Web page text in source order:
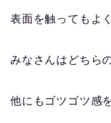
表面を触ってもよ
みなさんはどちら
他にもゴツゴツ感